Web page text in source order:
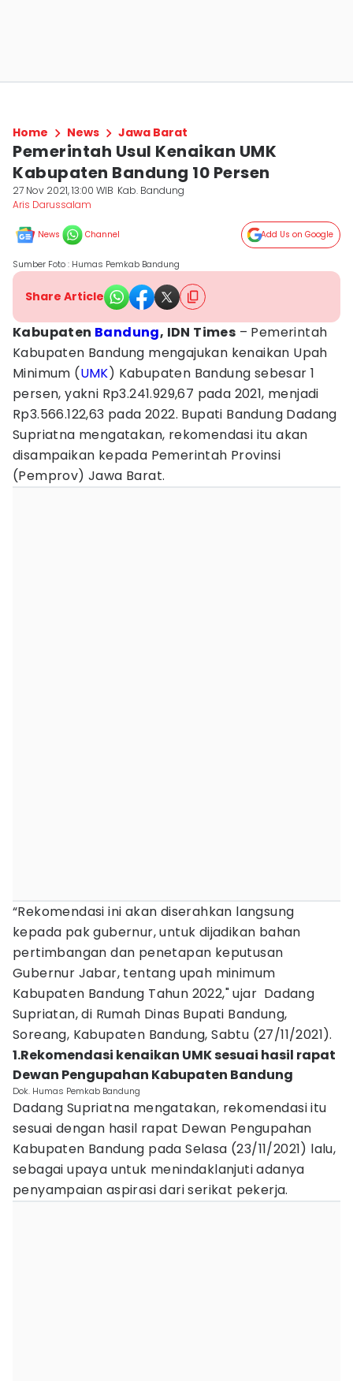
Home News Jawa Barat
Pemerintah Usul Kenaikan UMK
Kabupaten Bandung 10 Persen
27 Nov 2021, 13:00 WIB Kab. Bandung
Aris Darussalam
News Channel Add Us on Google
Sumber Foto : Humas Pemkab Bandung
Share Article
Kabupaten Bandung, IDN Times – Pemerintah
Kabupaten Bandung mengajukan kenaikan Upah
Minimum (UMK) Kabupaten Bandung sebesar 1
persen, yakni Rp3.241.929,67 pada 2021, menjadi
Rp3.566.122,63 pada 2022. Bupati Bandung Dadang
Supriatna mengatakan, rekomendasi itu akan
disampaikan kepada Pemerintah Provinsi
(Pemprov) Jawa Barat.
“Rekomendasi ini akan diserahkan langsung
kepada pak gubernur, untuk dijadikan bahan
pertimbangan dan penetapan keputusan
Gubernur Jabar, tentang upah minimum
Kabupaten Bandung Tahun 2022," ujar Dadang
Supriatan, di Rumah Dinas Bupati Bandung,
Soreang, Kabupaten Bandung, Sabtu (27/11/2021).
1.Rekomendasi kenaikan UMK sesuai hasil rapat
Dewan Pengupahan Kabupaten Bandung
Dok. Humas Pemkab Bandung
Dadang Supriatna mengatakan, rekomendasi itu
sesuai dengan hasil rapat Dewan Pengupahan
Kabupaten Bandung pada Selasa (23/11/2021) lalu,
sebagai upaya untuk menindaklanjuti adanya
penyampaian aspirasi dari serikat pekerja.